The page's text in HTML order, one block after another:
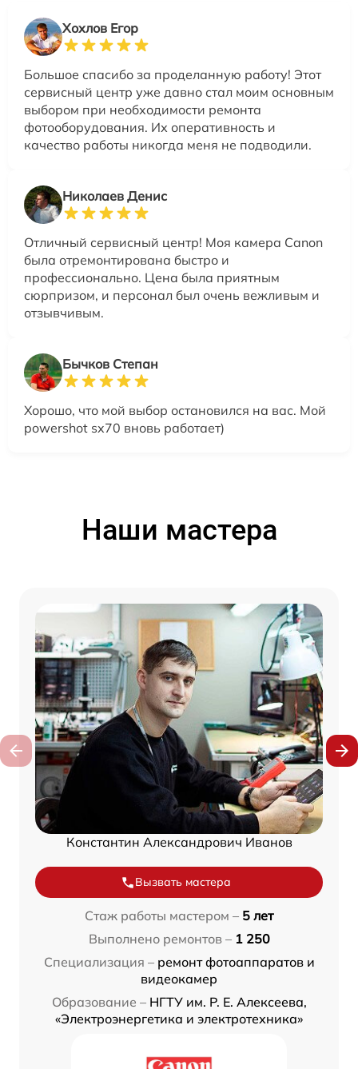
Хохлов Егор
Большое спасибо за проделанную работу! Этот
сервисный центр уже давно стал моим основным
выбором при необходимости ремонта
фотооборудования. Их оперативность и
качество работы никогда меня не подводили.
Николаев Денис
Отличный сервисный центр! Моя камера Canon
была отремонтирована быстро и
профессионально. Цена была приятным
сюрпризом, и персонал был очень вежливым и
отзывчивым.
Бычков Степан
Хорошо, что мой выбор остановился на вас. Мой
powershot sx70 вновь работает)
Наши мастера
Константин Александрович Иванов
Вызвать мастера
Стаж работы мастером – 5 лет
Выполнено ремонтов – 1 250
Специализация – ремонт фотоаппаратов и
видеокамер
Образование – НГТУ им. Р. Е. Алексеева,
«Электроэнергетика и электротехника»